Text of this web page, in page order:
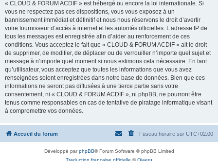
« CLOUD & FORUM ACDIF » est hébergé ou encore la loi internationale. Si
vous ne respectez pas ces dispositions, vous vous exposez à un
bannissement immédiat et définitif et nous nous réservons le droit d’avertir
votre fournisseur d’accès à internet et les autorités officielles. L’adresse IP de
tous les messages est enregistrée afin d’aider au renforcement de ces
conditions. Vous acceptez le fait que « CLOUD & FORUM ACDIF » ait le droit
de supprimer, de modifier, de déplacer ou de verrouiller n’importe quel sujet et
message à n’importe quel moment si nous estimons cela nécessaire. En tant
qu’utilisateur, vous acceptez que toutes les informations que vous avez
renseignées soient enregistrées dans notre base de données. Bien que ces
informations ne seront pas diffusées à une tierce partie sans votre
consentement, ni « CLOUD & FORUM ACDIF », ni phpBB, ne pourront être
tenus comme responsables en cas de tentative de piratage informatique visant
à compromettre vos données.
Accueil du forum Fuseau horaire sur UTC+02:00
Développé parphpBB® Forum Software © phpBB Limited
Traduction française officielle ©Qiaeru